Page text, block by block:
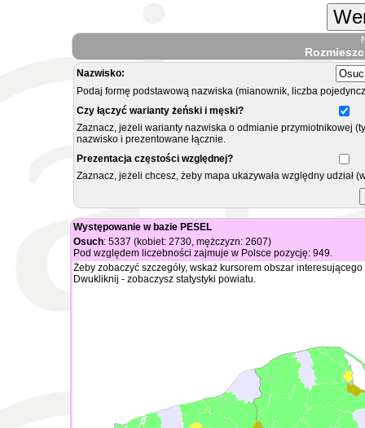
Nazwisko:
Podaj formę podstawową nazwiska (mianownik, liczba
Czy łączyć warianty żeński i męski?
Zaznacz, jeżeli warianty nazwiska o odmianie przymiotnikowej
nazwisko i prezentowane łącznie.
Prezentacja częstości względnej?
Zaznacz, jeżeli chcesz, żeby mapa ukazywała względny
Występowanie w bazie PESEL
Osuch: 5337 (kobiet: 2730, mężczyzn: 2607)
Pod względem liczebności zajmuje w Polsce pozycję: 949.
Żeby zobaczyć szczegóły, wskaż kursorem obszar
Dwukliknij - zobaczysz statystyki powiatu.